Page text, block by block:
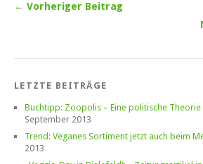
← Vorheriger Beitrag
LETZTE BEITRÄGE
Buchtipp: Zoopolis – Eine politische
September 2013
Trend: Veganes Sortiment jetzt auch beim
2013